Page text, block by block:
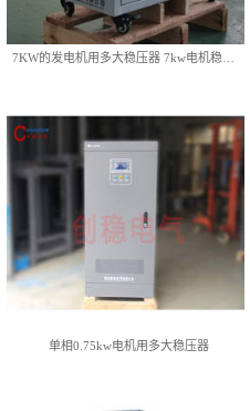
单相0.75kw电机用多大稳压器
30kw电机需要用多大稳压器
30KW电机用稳压器
查看详情